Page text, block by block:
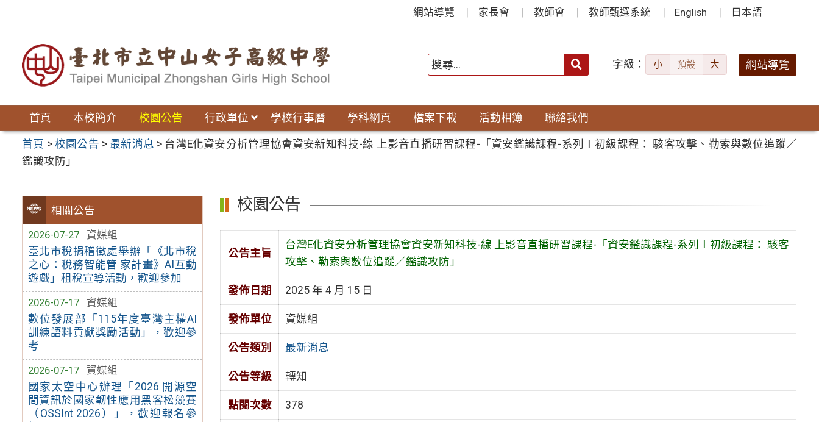
網站導覽 家長會 教師會 教師甄選系統 English 日本語
字級： 小 預設 大 網站導覽
首頁 本校簡介 校園公告 行政單位 學校行事曆 學科網頁 檔案下載 活動相簿 聯絡我們
首頁 > 校園公告 > 最新消息 > 台灣E化資安分析管理協會資安新知科技-線 上影音直播研習課程-「資安鑑識課程-系列Ⅰ初級課程： 駭客攻擊、勒索與數位追蹤／
鑑識攻防」
相關公告
2026-07-27
資媒組
臺北市稅捐稽徵處舉辦「《北市稅
之心：稅務智能管 家計畫》AI互動
遊戲」租稅宣導活動，歡迎參加
2026-07-17
資媒組
數位發展部「115年度臺灣主權AI
訓練語料貢獻獎勵活動」，歡迎參
考
2026-07-17
資媒組
國家太空中心辦理「2026 開源空
間資訊於國家韌性應用黑客松競賽
（OSSInt 2026）」，歡迎報名參
校園公告
公告主旨
台灣E化資安分析管理協會資安新知科技-線 上影音直播研習課程-「資安鑑識課程-系列Ⅰ初級課程： 駭客
攻擊、勒索與數位追蹤／鑑識攻防」
發佈日期 2025 年 4 月 15 日
發佈單位 資媒組
公告類別 最新消息
公告等級 轉知
點閱次數 378